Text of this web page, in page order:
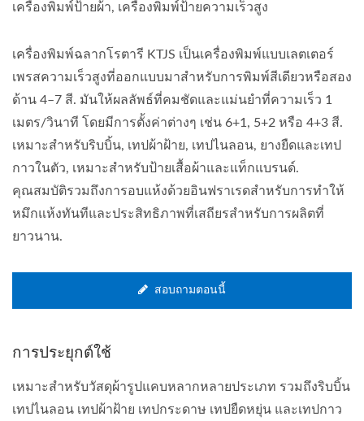
เครื่องพิมพ์ป้ายผ้า, เครื่องพิมพ์ป้ายความเร็วสูง
เครื่องพิมพ์ฉลากโรตารี KTJS เป็นเครื่องพิมพ์แบบเลตเตอร์
เพรสความเร็วสูงที่ออกแบบมาสำหรับการพิมพ์สีเดียวหรือสอง
ด้าน 4–7 สี. มันให้ผลลัพธ์ที่คมชัดและแม่นยำที่ความเร็ว 1
เมตร/วินาที โดยมีการตั้งค่าต่างๆ เช่น 6+1, 5+2 หรือ 4+3 สี.
เหมาะสำหรับริบบิ้น, เทปผ้าฝ้าย, เทปไนลอน, ยางยืดและเทป
กาวในตัว, เหมาะสำหรับป้ายเสื้อผ้าและแท็กแบรนด์.
คุณสมบัติรวมถึงการอบแห้งด้วยอินฟราเรดสำหรับการทำให้
หมึกแห้งทันทีและประสิทธิภาพที่เสถียรสำหรับการผลิตที่
ยาวนาน.
สอบถามตอนนี้
การประยุกต์ใช้
เหมาะสำหรับวัสดุผ้ารูปแคบหลากหลายประเภท รวมถึงริบบิ้น
เทปไนลอน เทปผ้าฝ้าย เทปกระดาษ เทปยืดหยุ่น และเทปกาว